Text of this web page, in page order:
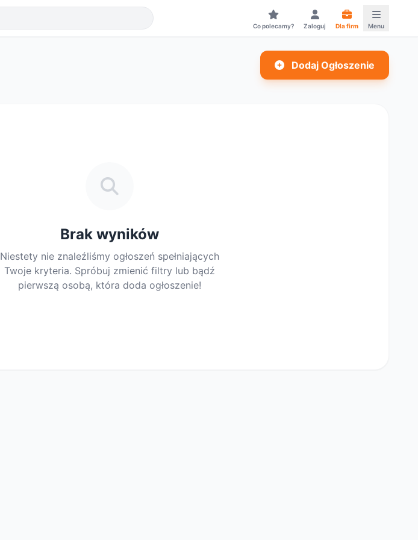
Co polecamy? Zaloguj Dla firm Menu
Dodaj Ogłoszenie
Brak wyników
Niestety nie znaleźliśmy ogłoszeń spełniających
Twoje kryteria. Spróbuj zmienić filtry lub bądź
pierwszą osobą, która doda ogłoszenie!